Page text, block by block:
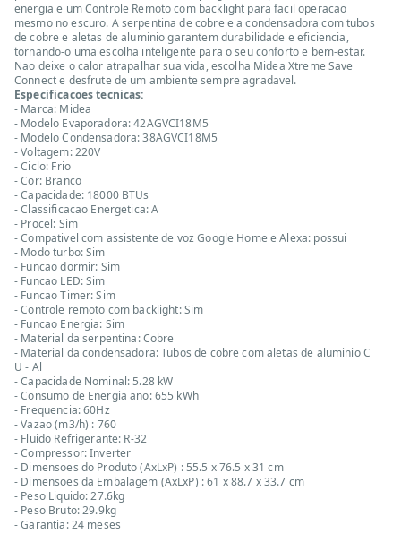
energia e um Controle Remoto com backlight para facil operacao
mesmo no escuro. A serpentina de cobre e a condensadora com tubos
de cobre e aletas de aluminio garantem durabilidade e eficiencia,
tornando-o uma escolha inteligente para o seu conforto e bem-estar.
Nao deixe o calor atrapalhar sua vida, escolha Midea Xtreme Save
Connect e desfrute de um ambiente sempre agradavel.
Especificacoes tecnicas:
- Marca: Midea
- Modelo Evaporadora: 42AGVCI18M5
- Modelo Condensadora: 38AGVCI18M5
- Voltagem: 220V
- Ciclo: Frio
- Cor: Branco
- Capacidade: 18000 BTUs
- Classificacao Energetica: A
- Procel: Sim
- Compativel com assistente de voz Google Home e Alexa: possui
- Modo turbo: Sim
- Funcao dormir: Sim
- Funcao LED: Sim
- Funcao Timer: Sim
- Controle remoto com backlight: Sim
- Funcao Energia: Sim
- Material da serpentina: Cobre
- Material da condensadora: Tubos de cobre com aletas de aluminio C
U - Al
- Capacidade Nominal: 5.28 kW
- Consumo de Energia ano: 655 kWh
- Frequencia: 60Hz
- Vazao (m3/h) : 760
- Fluido Refrigerante: R-32
- Compressor: Inverter
- Dimensoes do Produto (AxLxP) : 55.5 x 76.5 x 31 cm
- Dimensoes da Embalagem (AxLxP) : 61 x 88.7 x 33.7 cm
- Peso Liquido: 27.6kg
- Peso Bruto: 29.9kg
- Garantia: 24 meses